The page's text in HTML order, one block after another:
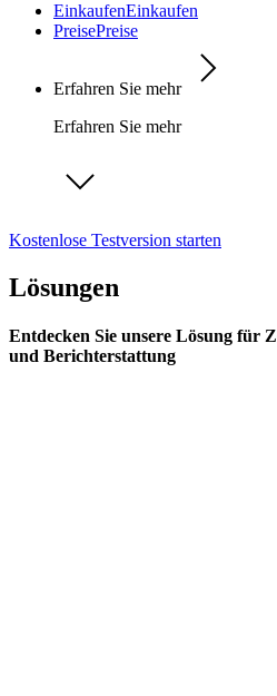
EinkaufenEinkaufen
PreisePreise
Erfahren Sie mehr
Erfahren Sie mehr
Kostenlose Testversion starten
Lösungen
Entdecken Sie unsere Lösung für
und Berichterstattung